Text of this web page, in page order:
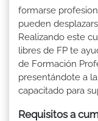
formarse
pueden
Realizando este
libres de FP te
de Formación
presentándote a
capacitado para
Requisitos a